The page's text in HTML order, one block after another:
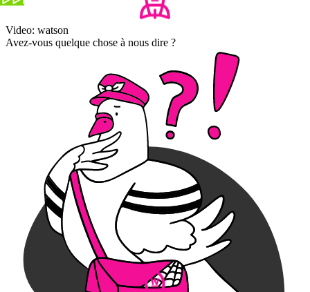
Video: watson
Avez-vous quelque chose à nous dire ?